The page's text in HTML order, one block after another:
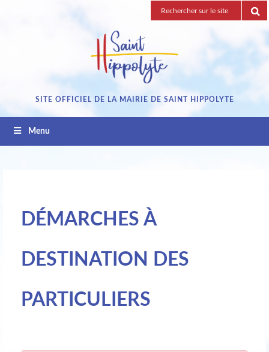
Recherche
pour
SITE OFFICIEL DE LA MAIRIE DE SAINT HIPPOLYTE
Menu
DÉMARCHES À
DESTINATION DES
PARTICULIERS